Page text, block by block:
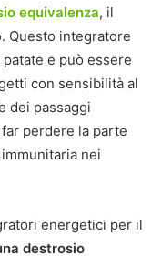
equivalenza, il
Questo integratore
e può essere
con sensibilità al
dei passaggi
perdere la parte
nei
energetici per il
destrosio